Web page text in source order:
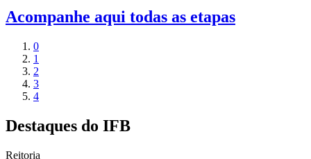
Acompanhe aqui todas as etapas
0
1
2
3
4
Destaques do IFB
Reitoria